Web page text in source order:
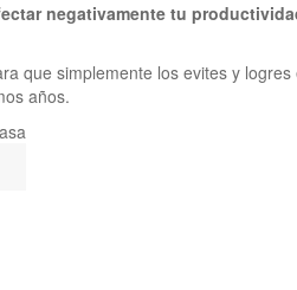
negativamente tu
que simplemente los evites y logres
años.